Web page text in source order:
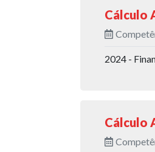
Cálculo
2024 -
Cálculo